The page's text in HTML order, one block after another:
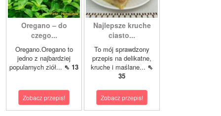
Oregano – do
czego...
Oregano.Oregano to
jedno z najbardziej
popularnych ziół... ⇖ 13
Zobacz przepis!
Najlepsze kruche
ciasto...
To mój sprawdzony
przepis na delikatne,
kruche i maślane... ⇖
35
Zobacz przepis!